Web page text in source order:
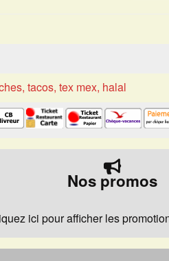
tacos, tex mex, halal
Nos promos
ici pour afficher les